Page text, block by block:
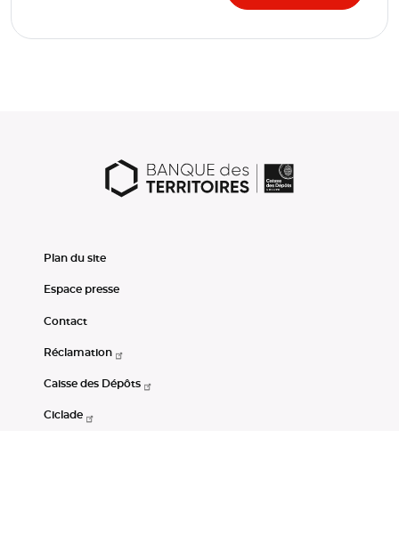
Plan du site
Espace presse
Contact
Réclamation
Caisse des Dépôts
Ciclade